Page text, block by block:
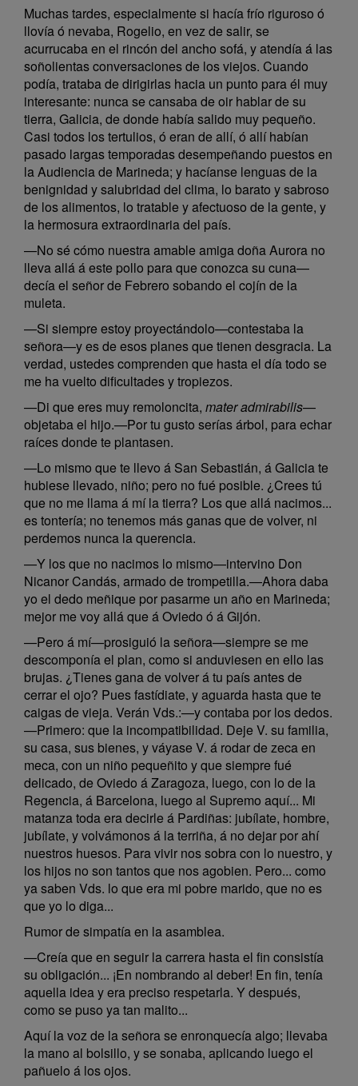
Muchas tardes, especialmente si hacía frío riguroso ó
llovía ó nevaba, Rogelio, en vez de salir, se
acurrucaba en el rincón del ancho sofá, y atendía á las
soñolientas conversaciones de los viejos. Cuando
podía, trataba de dirigirlas hacia un punto para él muy
interesante: nunca se cansaba de oir hablar de su
tierra, Galicia, de donde había salido muy pequeño.
Casi todos los tertulios, ó eran de allí, ó allí habían
pasado largas temporadas desempeñando puestos en
la Audiencia de Marineda; y hacíanse lenguas de la
benignidad y salubridad del clima, lo barato y sabroso
de los alimentos, lo tratable y afectuoso de la gente, y
la hermosura extraordinaria del país.
—No sé cómo nuestra amable amiga doña Aurora no
lleva allá á este pollo para que conozca su cuna—
decía el señor de Febrero sobando el cojín de la
muleta.
—Si siempre estoy proyectándolo—contestaba la
señora—y es de esos planes que tienen desgracia. La
verdad, ustedes comprenden que hasta el día todo se
me ha vuelto dificultades y tropiezos.
—Di que eres muy remoloncita, mater admirabilis—
objetaba el hijo.—Por tu gusto serías árbol, para echar
raíces donde te plantasen.
—Lo mismo que te llevo á San Sebastián, á Galicia te
hubiese llevado, niño; pero no fué posible. ¿Crees tú
que no me llama á mí la tierra? Los que allá nacimos...
es tontería; no tenemos más ganas que de volver, ni
perdemos nunca la querencia.
—Y los que no nacimos lo mismo—intervino Don
Nicanor Candás, armado de trompetilla.—Ahora daba
yo el dedo meñique por pasarme un año en Marineda;
mejor me voy allá que á Oviedo ó á Gijón.
—Pero á mí—prosiguió la señora—siempre se me
descomponía el plan, como si anduviesen en ello las
brujas. ¿Tienes gana de volver á tu país antes de
cerrar el ojo? Pues fastídiate, y aguarda hasta que te
caigas de vieja. Verán Vds.:—y contaba por los dedos.
—Primero: que la incompatibilidad. Deje V. su familia,
su casa, sus bienes, y váyase V. á rodar de zeca en
meca, con un niño pequeñito y que siempre fué
delicado, de Oviedo á Zaragoza, luego, con lo de la
Regencia, á Barcelona, luego al Supremo aquí... Mi
matanza toda era decirle á Pardiñas: jubílate, hombre,
jubílate, y volvámonos á la terriña, á no dejar por ahí
nuestros huesos. Para vivir nos sobra con lo nuestro, y
los hijos no son tantos que nos agobien. Pero... como
ya saben Vds. lo que era mi pobre marido, que no es
que yo lo diga...
Rumor de simpatía en la asamblea.
—Creía que en seguir la carrera hasta el fin consistía
su obligación... ¡En nombrando al deber! En fin, tenía
aquella idea y era preciso respetarla. Y después,
como se puso ya tan malito...
Aquí la voz de la señora se enronquecía algo; llevaba
la mano al bolsillo, y se sonaba, aplicando luego el
pañuelo á los ojos.